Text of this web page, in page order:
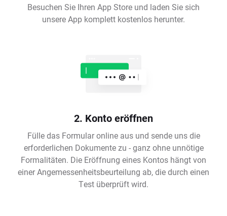
Besuchen Sie Ihren App Store und laden Sie sich
unsere App komplett kostenlos herunter.
2. Konto eröffnen
Fülle das Formular online aus und sende uns die
erforderlichen Dokumente zu - ganz ohne unnötige
Formalitäten. Die Eröffnung eines Kontos hängt von
einer Angemessenheitsbeurteilung ab, die durch einen
Test überprüft wird.